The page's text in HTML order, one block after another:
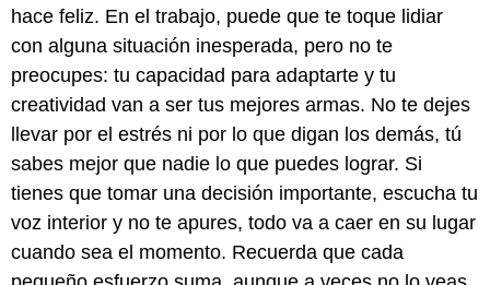
hace feliz. En el trabajo, puede que te toque lidiar
con alguna situación inesperada, pero no te
preocupes: tu capacidad para adaptarte y tu
creatividad van a ser tus mejores armas. No te dejes
llevar por el estrés ni por lo que digan los demás, tú
sabes mejor que nadie lo que puedes lograr. Si
tienes que tomar una decisión importante, escucha tu
voz interior y no te apures, todo va a caer en su lugar
cuando sea el momento. Recuerda que cada